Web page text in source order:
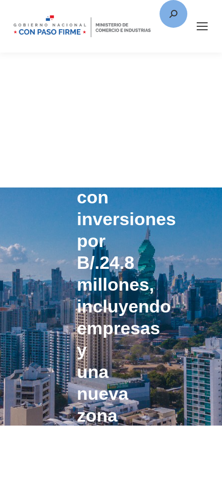
con
inversiones
por
B/.24.8
millones,
incluyendo
empresas
y
una
nueva
zona